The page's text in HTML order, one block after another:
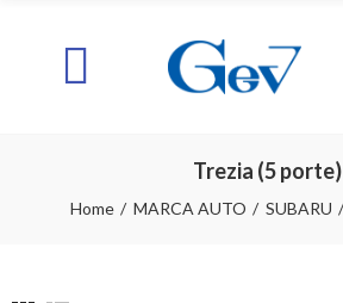
Trezia (5 porte)
Home MARCA AUTO SUBARU